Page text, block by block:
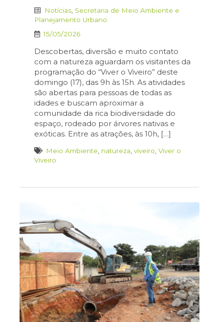
Notícias Secretaria de Meio Ambiente e
Planejamento Urbano
15/05/2026
Descobertas, diversão e muito contato
com a natureza aguardam os visitantes da
programação do “Viver o Viveiro” deste
domingo (17), das 9h às 15h. As atividades
são abertas para pessoas de todas as
idades e buscam aproximar a
comunidade da rica biodiversidade do
espaço, rodeado por árvores nativas e
exóticas. Entre as atrações, às 10h, […]
Meio Ambiente natureza viveiro Viver o
Viveiro